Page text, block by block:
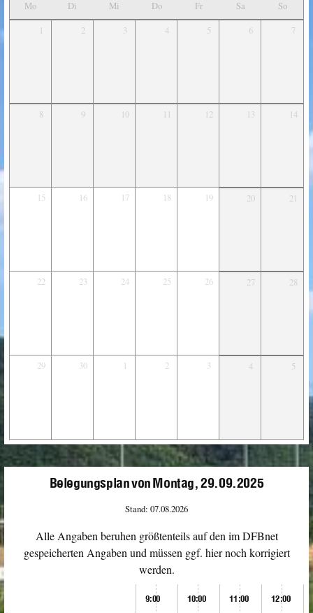
Mo Di Mi Do Fr Sa
So
1
2 3 4 5 6 7
8 9 10 11 12 13 14
15 16 17 18 19 20 21
22 23 24 25 26 27 28
29 30 1 2 3 4 5
Belegungsplan von Montag, 29.09.2025
Stand: 07.08.2026
Alle Angaben beruhen größtenteils auf den im DFBnet
gespeicherten Angaben und müssen ggf. hier noch korrigiert
werden.
9:00 10:00 11:00 12:00